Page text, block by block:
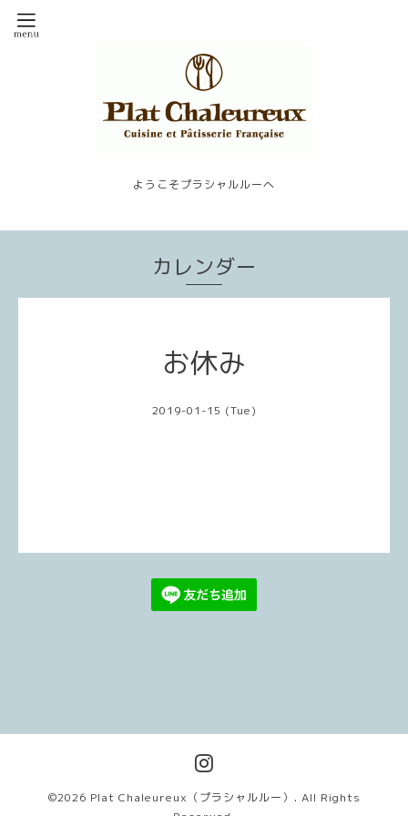
ようこそプラシャルルーへ
カレンダー
お休み
2019-01-15 (Tue)
©2026 Plat Chaleureux（プラシャルルー） . All Rights